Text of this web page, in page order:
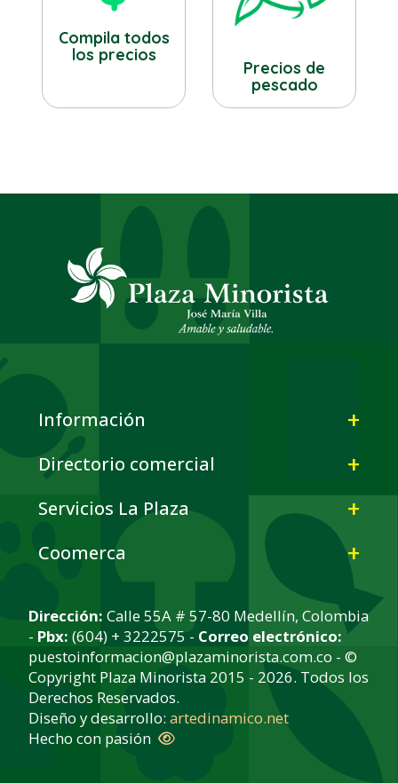
Compila todos
los precios
Precios de
pescado
Información
Directorio comercial
Servicios La Plaza
Coomerca
Dirección: Calle 55A # 57-80 Medellín, Colombia
- Pbx: (604) + 3222575 - Correo electrónico:
puestoinformacion@plazaminorista.com.co - ©
Copyright Plaza Minorista 2015 - 2026. Todos los
Derechos Reservados.
Diseño y desarrollo:artedinamico.net
Hecho con pasión